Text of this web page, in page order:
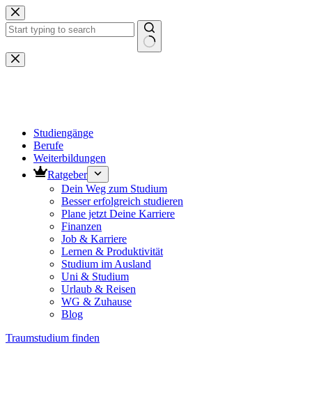
Zum
Inhalt
springen
Keine
Ergebnisse
Studiengänge
Berufe
Weiterbildungen
Ratgeber
Dein Weg zum Studium
Besser erfolgreich studieren
Plane jetzt Deine Karriere
Finanzen
Job & Karriere
Lernen & Produktivität
Studium im Ausland
Uni & Studium
Urlaub & Reisen
WG & Zuhause
Blog
Traumstudium finden